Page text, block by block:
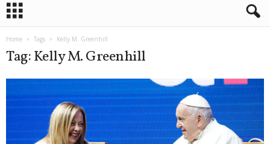
S
Home Tags Kelly M. Greenhill
Tag: Kelly M. Greenhill